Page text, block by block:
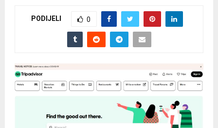
PODIJELI 0